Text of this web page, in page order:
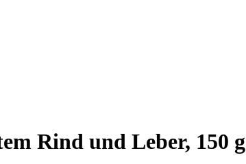
Rind und Leber, 150 g